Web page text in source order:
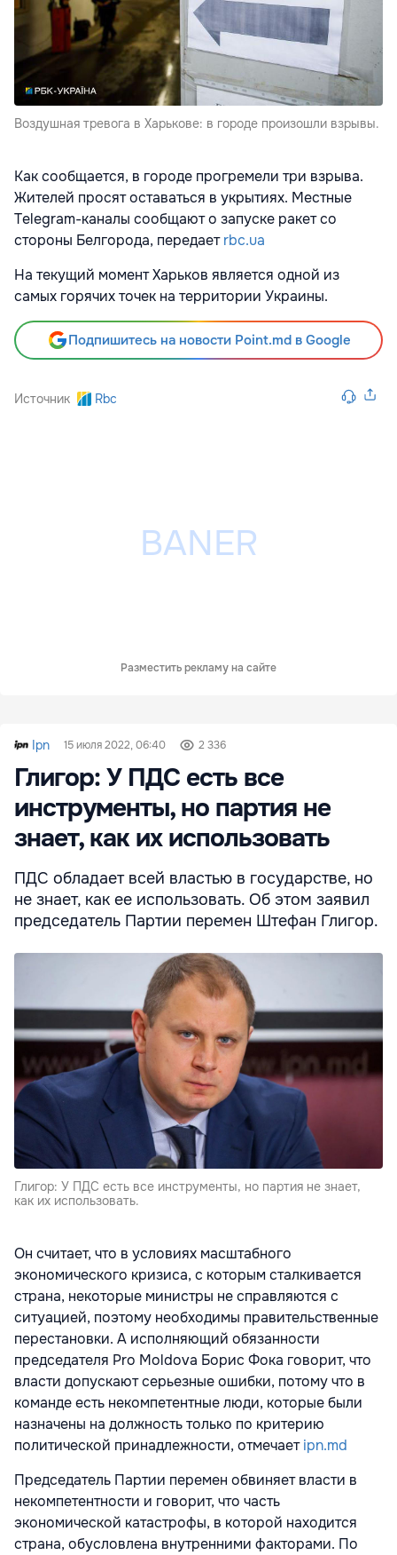
Воздушная тревога в Харькове: в городе произошли взрывы.
Как сообщается, в городе прогремели три взрыва.
Жителей просят оставаться в укрытиях. Местные
Telegram-каналы сообщают о запуске ракет со
стороны Белгорода, передаетrbc.ua
На текущий момент Харьков является одной из
самых горячих точек на территории Украины.
Подпишитесь на новости Point.md в Google
Источник Rbc
Разместить рекламу на сайте
Ipn 15 июля 2022, 06:40 2 336
Глигор: У ПДС есть все
инструменты, но партия не
знает, как их использовать
ПДС обладает всей властью в государстве, но
не знает, как ее использовать. Об этом заявил
председатель Партии перемен Штефан Глигор.
Глигор: У ПДС есть все инструменты, но партия не знает,
как их использовать.
Он считает, что в условиях масштабного
экономического кризиса, с которым сталкивается
страна, некоторые министры не справляются с
ситуацией, поэтому необходимы правительственные
перестановки. А исполняющий обязанности
председателя Pro Moldova Борис Фока говорит, что
власти допускают серьезные ошибки, потому что в
команде есть некомпетентные люди, которые были
назначены на должность только по критерию
политической принадлежности, отмечаетipn.md
Председатель Партии перемен обвиняет власти в
некомпетентности и говорит, что часть
экономической катастрофы, в которой находится
страна, обусловлена внутренними факторами. По